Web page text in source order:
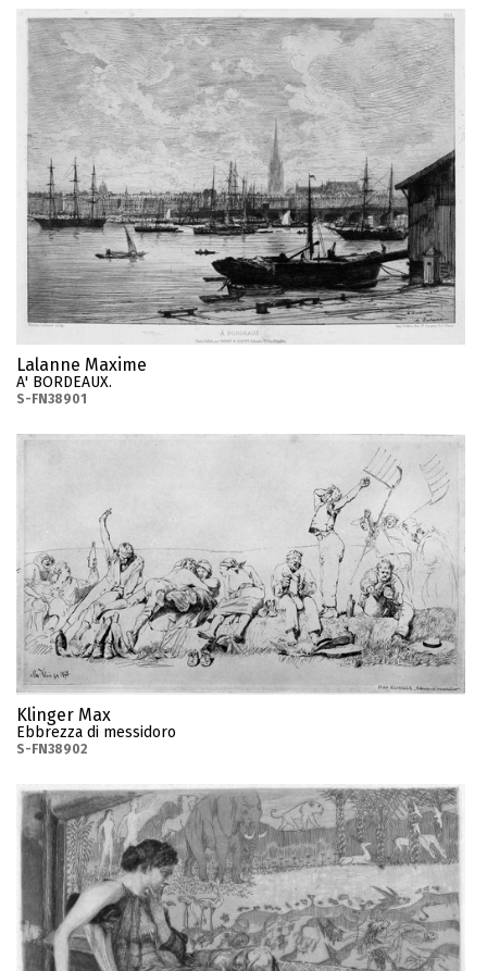
Lalanne Maxime
A' BORDEAUX.
S-FN38901
Klinger Max
Ebbrezza di messidoro
S-FN38902